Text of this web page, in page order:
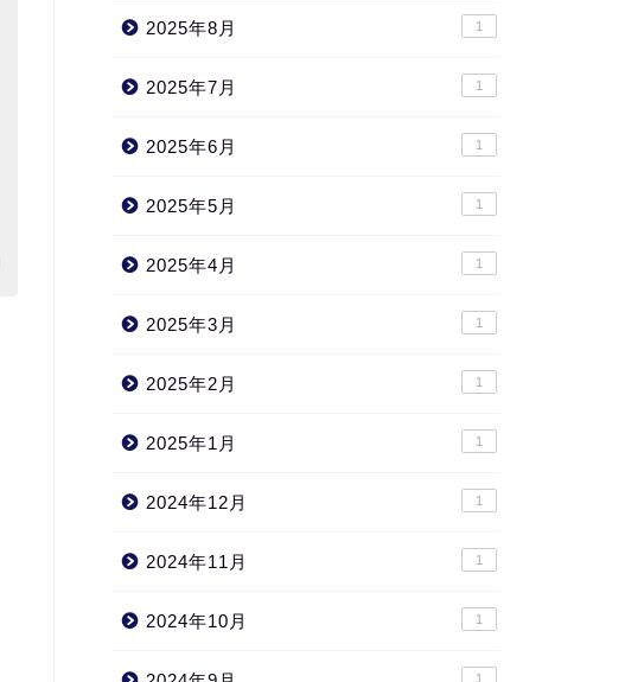
2025年8月 1
2025年7月 1
2025年6月 1
2025年5月 1
2025年4月 1
2025年3月 1
2025年2月 1
2025年1月 1
2024年12月 1
2024年11月 1
2024年10月 1
1